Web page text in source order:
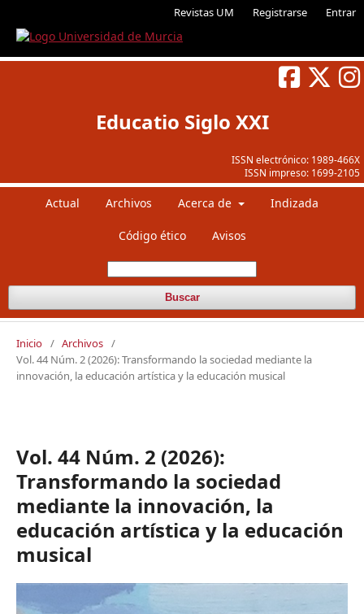
Revistas UM Registrarse Entrar
ISSN electrónico: 1989-466X
ISSN impreso: 1699-2105
Educatio Siglo XXI
Actual Archivos Acerca de Indizada
Código ético Avisos
Buscar
Inicio / Archivos /
Vol. 44 Núm. 2 (2026): Transformando la sociedad mediante la
innovación, la educación artística y la educación musical
Vol. 44 Núm. 2 (2026):
Transformando la sociedad
mediante la innovación, la
educación artística y la educación
musical